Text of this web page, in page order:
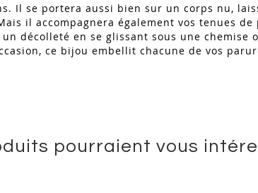
Il se portera aussi bien sur un corps nu,
il accompagnera également vos tenues
décolleté en se glissant sous une chemise
ce bijou embellit chacune de vos
pourraient vous